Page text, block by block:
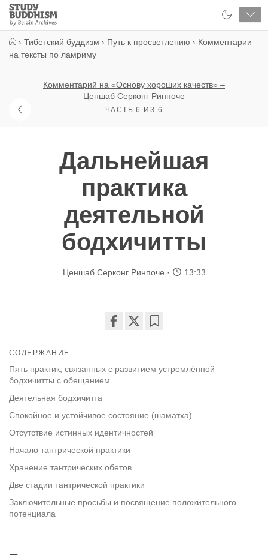
Close
Study
Buddhism
› Тибетский буддизм › Путь к просветлению › Комментарии
на тексты по ламриму
Комментарий на «Основу хороших качеств» –
Ценшаб Серконг Ринпоче
ЧАСТЬ 6 ИЗ 6
Дальнейшая
практика
деятельной
бодхичитты
Ценшаб Серконг Ринпоче 13:33
СОДЕРЖАНИЕ
Пять практик, связанных с развитием устремлённой
бодхичитты с обещанием
Деятельная бодхичитта
Спокойное и устойчивое состояние (шаматха)
Отсутствие истинных идентичностей
Начало тантрической практики
Хранение тантрических обетов
Две стадии тантрической практики
Заключительные просьбы и посвящение положительного
потенциала